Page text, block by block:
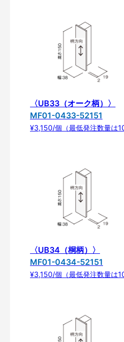
〈UB33（オーク柄）〉
MF01-0433-52151
¥3,150/個（最低発注数量は10
〈UB34（桐柄）〉
MF01-0434-52151
¥3,150/個（最低発注数量は10